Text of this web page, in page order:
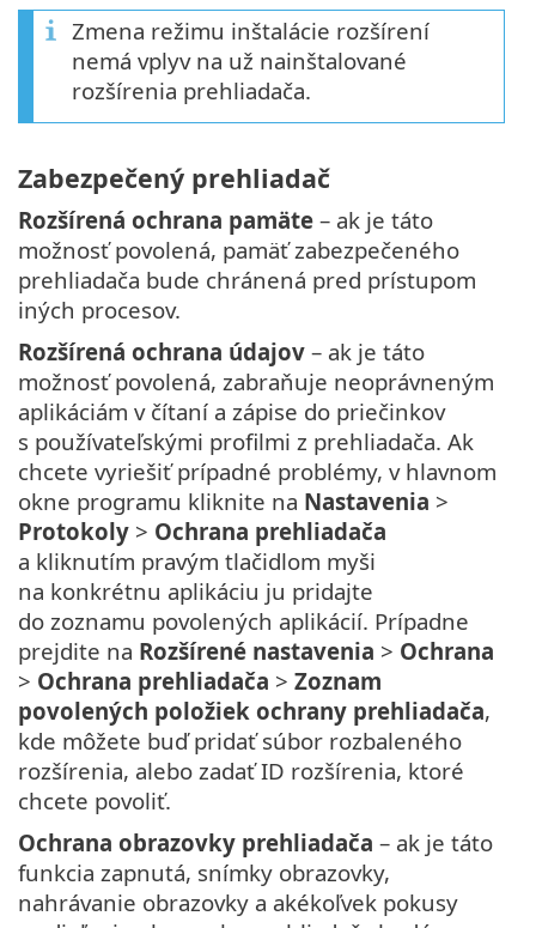
Zmena režimu inštalácie rozšírení
nemá vplyv na už nainštalované
rozšírenia prehliadača.
Zabezpečený prehliadač
Rozšírená ochrana pamäte – ak je táto
možnosť povolená, pamäť zabezpečeného
prehliadača bude chránená pred prístupom
iných procesov.
Rozšírená ochrana údajov – ak je táto
možnosť povolená, zabraňuje neoprávneným
aplikáciám v čítaní a zápise do priečinkov
s používateľskými profilmi z prehliadača. Ak
chcete vyriešiť prípadné problémy, v hlavnom
okne programu kliknite na Nastavenia >
Protokoly > Ochrana prehliadača
a kliknutím pravým tlačidlom myši
na konkrétnu aplikáciu ju pridajte
do zoznamu povolených aplikácií. Prípadne
prejdite na Rozšírené nastavenia > Ochrana
> Ochrana prehliadača > Zoznam
povolených položiek ochrany prehliadača,
kde môžete buď pridať súbor rozbaleného
rozšírenia, alebo zadať ID rozšírenia, ktoré
chcete povoliť.
Ochrana obrazovky prehliadača – ak je táto
funkcia zapnutá, snímky obrazovky,
nahrávanie obrazovky a akékoľvek pokusy